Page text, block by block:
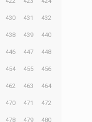
430 431 432
438 439 440
446 447 448
454 455 456
462 463 464
470 471 472
478 479 480